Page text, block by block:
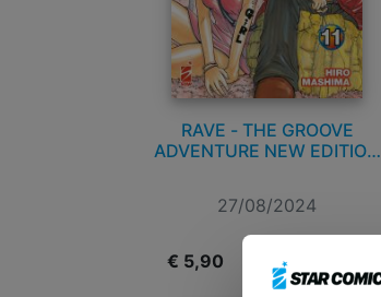
RAVE - THE GROOVE
ADVENTURE NEW EDITION
27/08/2024
€ 5,90